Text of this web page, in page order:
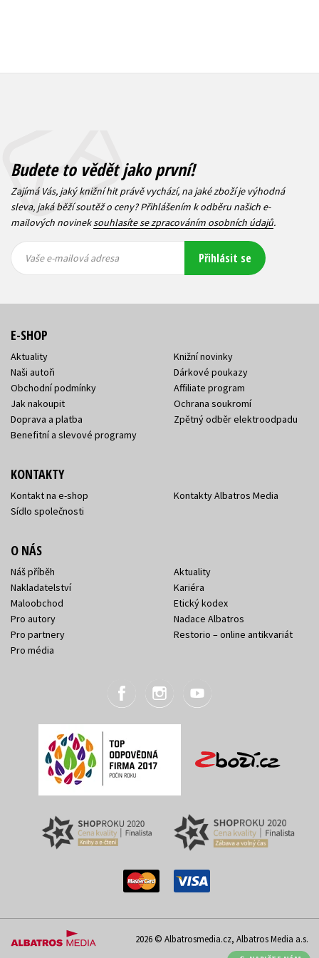
Budete to vědět jako první!
Zajímá Vás, jaký knižní hit právě vychází, na jaké zboží je výhodná
sleva, jaká běží soutěž o ceny? Přihlášením k odběru našich e-
mailových novineksouhlasíte se zpracováním osobních údajů.
mailová
mailová
Vaše e-mailová adresa Přihlásit se
E-SHOP
Aktuality
Naši autoři
Obchodní podmínky
Jak nakoupit
Doprava a platba
Benefitní a slevové programy
Knižní novinky
Dárkové poukazy
Affiliate program
Ochrana soukromí
Zpětný odběr elektroodpadu
KONTAKTY
Kontakt na e-shop
Sídlo společnosti
Kontakty Albatros Media
O NÁS
Náš příběh
Nakladatelství
Maloobchod
Pro autory
Pro partnery
Pro média
Aktuality
Kariéra
Etický kodex
Nadace Albatros
Restorio – online antikvariát
2026 © Albatrosmedia.cz, Albatros Media a.s.